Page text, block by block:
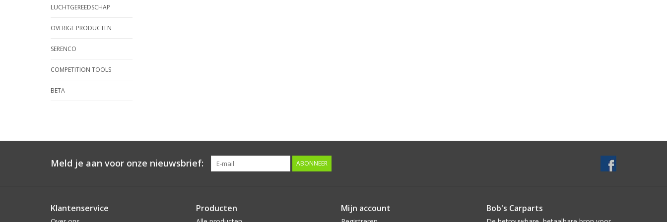
LUCHTGEREEDSCHAP
OVERIGE PRODUCTEN
SERENCO
COMPETITION TOOLS
BETA
Meld je aan voor onze nieuwsbrief: ABONNEER
Klantenservice Producten Mijn account Bob's Carparts